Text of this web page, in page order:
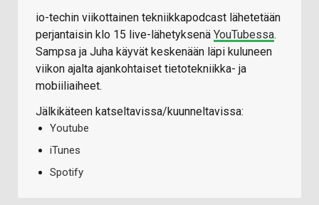
io-techin viikottainen tekniikkapodcast lähetetään
perjantaisin klo 15 live-lähetyksenä YouTubessa.
Sampsa ja Juha käyvät keskenään läpi kuluneen
viikon ajalta ajankohtaiset tietotekniikka- ja
mobiiliaiheet.
Jälkikäteen katseltavissa/kuunneltavissa:
Youtube
iTunes
Spotify